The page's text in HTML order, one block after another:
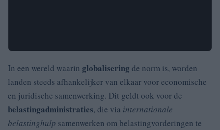
In een wereld waarin globalisering de norm is, worden
landen steeds afhankelijker van elkaar voor economische
en juridische samenwerking. Dit geldt ook voor de
belastingadministraties, die via internationale
belastinghulp samenwerken om belastingvorderingen te